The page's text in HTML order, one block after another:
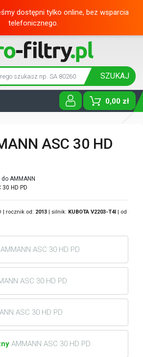
dostępni tylko online, bez wsparcia
telefonicznego.
SZUKAJ
0,00 zł
Toggle
ASC 30 HD
do AMMANN
30 HD PD
| rocznik od: 2013 | silnik: KUBOTA V2203-T4I | od
AMMANN ASC 30 HD PD
ASC 30 HD PD
ASC 30 HD PD
AMMANN ASC 30 HD PD